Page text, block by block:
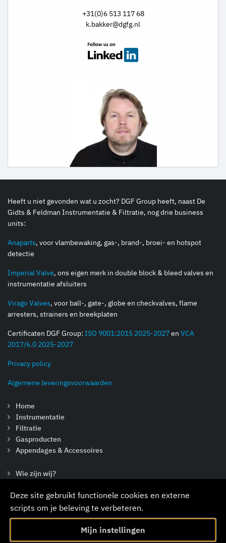
Deze site gebruikt functionele cookies en externe
scripts om je beleving te verbeteren.
Mijn instellingen
+31(0)6 513 117 68
k.bakker@dgfg.nl
Heeft u niet gevonden wat u zocht? DGF Group heeft, naast De
Gidts & Feldman Instrumentatie & Filtratie, nog drie business
units:
Anaparts, voor vlambewaking, gas-, brand-, broei- en hotspot
detectie
Imperial Valve, ons eigen merk in double block & bleed valves en
instrumentatie afsluiters
Virago Valves, voor ball-, gate-, globe en checkvalves, flame
arresters, strainers en breekplaten
Certificaten DGF Group: ISO 9001:2015 2025-2027en VCA
2017/6.0 2025-2027
Privacy policy
Algemene leveringsvoorwaarden
Home
Instrumentatie
Filtratie
Gasproducten
Appendages & Accessoires
Wie zijn wij?
Nieuws
Contact